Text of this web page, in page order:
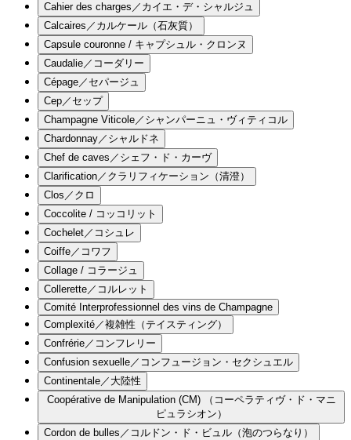
Cahier des charges／カイエ・デ・シャルジュ
Calcaires／カルケール（石灰質）
Capsule couronne / キャプシュル・クロンヌ
Caudalie／コーダリー
Cépage／セパージュ
Cep／セップ
Champagne Viticole／シャンパーニュ・ヴィティコル
Chardonnay／シャルドネ
Chef de caves／シェフ・ド・カーヴ
Clarification／クラリフィケーション（清澄）
Clos／クロ
Coccolite / コッコリット
Cochelet／コシュレ
Coiffe／コワフ
Collage / コラージュ
Collerette／コルレット
Comité Interprofessionnel des vins de Champagne
Complexité／複雑性（テイスティング）
Confrérie／コンフレリー
Confusion sexuelle／コンフュージョン・セクシュエル
Continentale／大陸性
Coopérative de Manipulation (CM) （コーペラティヴ・ド・マニ
ピュラシオン）
Cordon de bulles／コルドン・ド・ビュル（泡のつらなり）